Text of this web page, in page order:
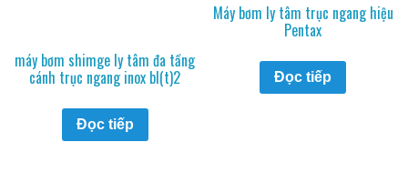
máy bơm shimge ly tâm đa tầng
cánh trục ngang inox bl(t)2
Đọc tiếp
Máy bơm ly tâm trục ngang hiệu
Pentax
Đọc tiếp